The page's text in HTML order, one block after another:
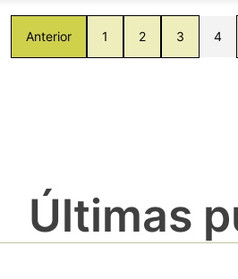
Anterior 1 2 3 4
Últimas